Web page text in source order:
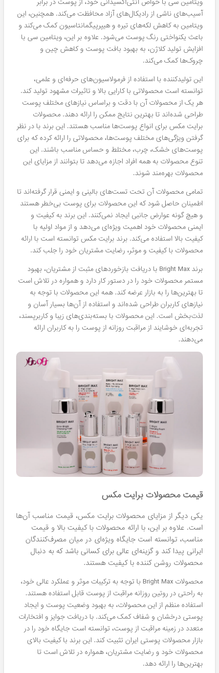
ویتامین سی با خواص آنتی‌اکسیدانی خود، از پوست در برابر
آسیب‌های ناشی از رادیکال‌های آزاد محافظت می‌کند. همچنین، این
ویتامین به کاهش لکه‌های تیره و هیپرپیگمانتاسیون کمک می‌کند و
باعث یکنواختی رنگ پوست می‌شود. علاوه بر این، ویتامین سی با
افزایش تولید کلاژن، به بهبود بافت پوست و کاهش چین و
چروک‌ها کمک می‌کند.
این تولیدکننده با استفاده از فرمولاسیون‌های حرفه‌ای و علمی،
توانسته است محصولاتی با کارایی بالا و تاثیرات مشهود تولید کند.
هر یک از محصولات آن با دقت و براساس نیازهای مختلف پوست
طراحی شده‌اند تا بهترین نتایج ممکن را ارائه دهند. محصولات
برایت مکس برای انواع پوست‌ها مناسب هستند. این برند با در نظر
گرفتن ویژگی‌های مختلف پوست‌ها، محصولاتی را ارائه کرده که برای
پوست‌های خشک، چرب، مختلط و حساس مناسب باشند. این
تنوع محصولات به همه افراد اجازه می‌دهد تا بتوانند از مزایای این
محصولات بهره‌مند شوند.
تمامی محصولات آن تحت تست‌های بالینی و ایمنی قرار گرفته‌اند تا
اطمینان حاصل شود که این محصولات برای پوست بی‌خطر هستند
و هیچ گونه عوارض جانبی ایجاد نمی‌کنند. این برند به کیفیت و
ایمنی محصولات خود اهمیت ویژه‌ای می‌دهد و از مواد اولیه با
کیفیت بالا استفاده می‌کند. برند برایت مکس توانسته است با ارائه
محصولات با کیفیت و موثر، رضایت مشتریان خود را جلب کند.
برند Bright Max با دریافت بازخوردهای مثبت از مشتریان، بهبود
مستمر محصولات خود را در دستور کار دارد و همواره در تلاش است
تا بهترین‌ها را به بازار عرضه کند. همه این محصولات با توجه به
نیازهای کاربران طراحی شده‌اند و استفاده از آن‌ها بسیار آسان و
لذت‌بخش است. این محصولات با بسته‌بندی‌های زیبا و کاربرپسند،
تجربه‌ای خوشایند از مراقبت روزانه از پوست را به کاربران ارائه
می‌دهند.
قیمت محصولات برایت مکس
یکی دیگر از مزایای محصولات برایت مکس، قیمت مناسب آن‌ها
است. علاوه بر این، با ارائه محصولات با کیفیت بالا و قیمت
مناسب، توانسته است جایگاه ویژه‌ای در میان مصرف‌کنندگان
ایرانی پیدا کند و گزینه‌ای عالی برای کسانی باشد که به دنبال
محصولات روشن کننده با کیفیت هستند.
محصولات Bright Max با توجه به ترکیبات موثر و عملکرد عالی خود،
به راحتی در روتین روزانه مراقبت از پوست قابل استفاده هستند.
استفاده منظم از این محصولات، به بهبود وضعیت پوست و ایجاد
پوستی درخشان و شفاف کمک می‌کند. با دریافت جوایز و افتخارات
متعدد در زمینه مراقبت از پوست، توانسته است جایگاه خود را در
بازار محصولات پوستی ایران تثبیت کند. این برند با کیفیت بالای
محصولات خود و رضایت مشتریان، همواره در تلاش است تا
بهترین‌ها را ارائه دهد.